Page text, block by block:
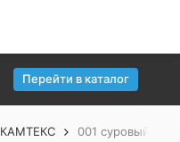
Перейти в каталог
КАМТЕКС 001 суровый